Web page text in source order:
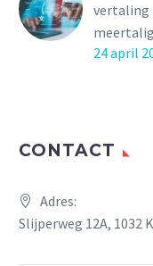
vertaling
meertalig
24 april
CONTACT
Adres:
Slijperweg 12A, 1032